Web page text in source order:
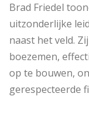
Brad Friedel
uitzonderlijke
naast het veld.
boezemen,
op te bouwen,
gerespecteerde